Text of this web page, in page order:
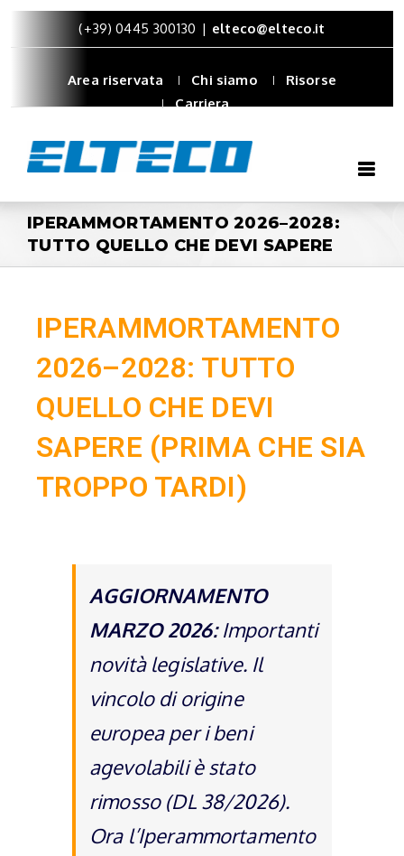
(+39) 0445 300130 | elteco@elteco.it
Area riservata Chi siamo
Risorse
Carriera
IPERAMMORTAMENTO 2026–2028:
TUTTO QUELLO CHE DEVI SAPERE
IPERAMMORTAMENTO
2026–2028: TUTTO
QUELLO CHE DEVI
SAPERE (PRIMA CHE SIA
TROPPO TARDI)
AGGIORNAMENTO
MARZO 2026:Importanti
novità legislative. Il
vincolo di origine
europea per i beni
agevolabili è stato
rimosso (DL 38/2026).
Ora l’Iperammortamento